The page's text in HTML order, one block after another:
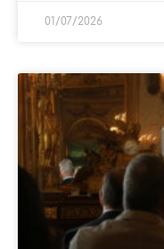
01/07/2026